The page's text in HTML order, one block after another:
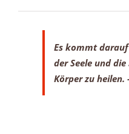
Es kommt
der Seele und die
Körper zu heilen.